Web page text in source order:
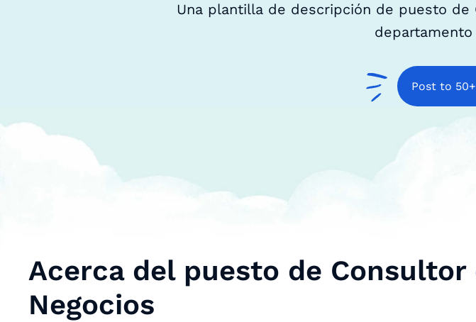
Una plantilla de descripción de puesto
Post to
Acerca del puesto de Consultor
Negocios